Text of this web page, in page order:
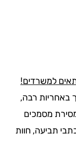
למשרדים!
רבה,
מסמכים
חוות